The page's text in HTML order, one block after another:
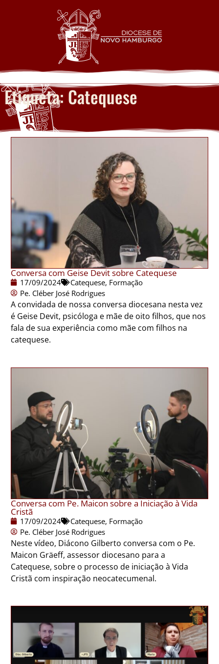
Etiqueta: Catequese
Conversa com Geise Devit sobre Catequese
17/09/2024 Catequese, Formação
Pe. Cléber José Rodrigues
A convidada de nossa conversa diocesana nesta vez
é Geise Devit, psicóloga e mãe de oito filhos, que nos
fala de sua experiência como mãe com filhos na
catequese.
Conversa com Pe. Maicon sobre a Iniciação à Vida
Cristã
17/09/2024 Catequese, Formação
Pe. Cléber José Rodrigues
Neste vídeo, Diácono Gilberto conversa com o Pe.
Maicon Gräeff, assessor diocesano para a
Catequese, sobre o processo de iniciação à Vida
Cristã com inspiração neocatecumenal.